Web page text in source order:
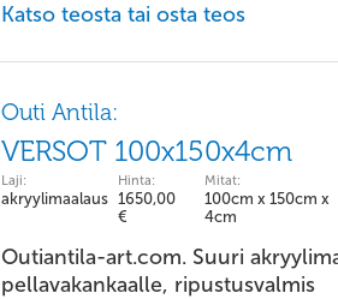
Katso teosta tai osta teos
Outi Antila:
VERSOT 100x150x4cm
Laji:
akryylimaalaus
Hinta:
1650,00
€
Mitat:
100cm x 150cm x
4cm
Outiantila-art.com. Suuri
pellavakankaalle, ripustusvalmis